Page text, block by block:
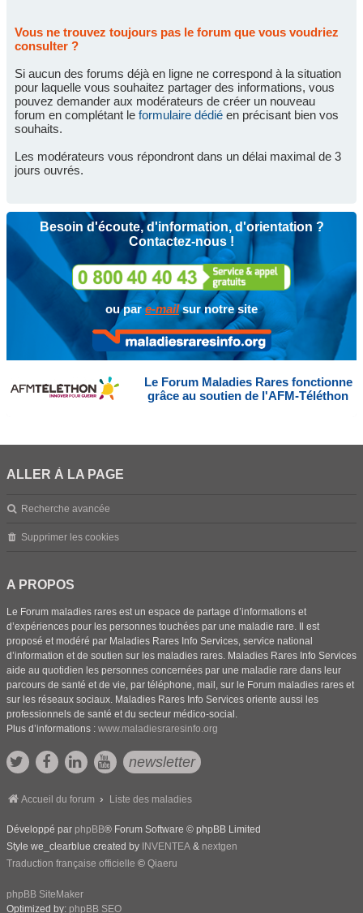
Vous ne trouvez toujours pas le forum que vous voudriez
consulter ?
Si aucun des forums déjà en ligne ne correspond à la situation
pour laquelle vous souhaitez partager des informations, vous
pouvez demander aux modérateurs de créer un nouveau
forum en complétant le formulaire dédié en précisant bien vos
souhaits.
Les modérateurs vous répondront dans un délai maximal de 3
jours ouvrés.
Besoin d'écoute, d'information, d'orientation ?
Contactez-nous !
ou pare-mailsur notre site
Le Forum Maladies Rares fonctionne
grâce au soutien de l'AFM-Téléthon
ALLER À LA PAGE
Recherche avancée
Supprimer les cookies
A PROPOS
Le Forum maladies rares est un espace de partage d’informations et
d’expériences pour les personnes touchées par une maladie rare. Il est
proposé et modéré par Maladies Rares Info Services, service national
d’information et de soutien sur les maladies rares. Maladies Rares Info Services
aide au quotidien les personnes concernées par une maladie rare dans leur
parcours de santé et de vie, par téléphone, mail, sur le Forum maladies rares et
sur les réseaux sociaux. Maladies Rares Info Services oriente aussi les
professionnels de santé et du secteur médico-social.
Plus d’informations : www.maladiesraresinfo.org
newsletter
Accueil du forum Liste des maladies
Développé par phpBB® Forum Software © phpBB Limited
Style we_clearblue created by INVENTEA & nextgen
Traduction française officielle © Qiaeru
phpBB SiteMaker
Optimized by: phpBB SEO